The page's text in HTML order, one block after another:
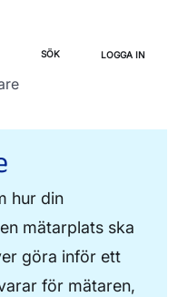
SÖK LOGGA IN
hur din
mätarplats ska
göra inför ett
för mätaren,